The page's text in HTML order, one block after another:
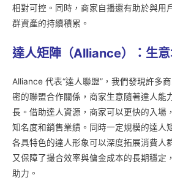
相對可控。同時，商家自播還有助於與用
群資產的持續積累。
達人矩陣（Alliance）：生
Alliance 代表“達人聯盟”，我們發現許多
密的聯盟合作關係，商家生意隨著達人能
長。借助達人資源，商家可以更快的入場
知名度和銷售業績。同時一定規模的達人
各具特色的達人形象可以深度拓展消費人
又保障了撮合效率與傭金成本的長期穩定
助力。